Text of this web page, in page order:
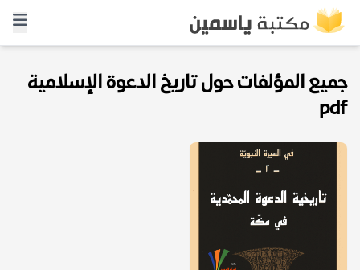
جميع المؤلفات حول تاريخ الدعوة الإسلامية
pdf